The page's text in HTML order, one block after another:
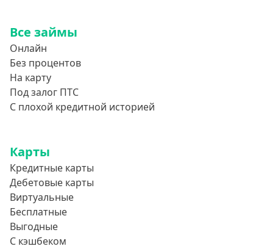
Все займы
Онлайн
Без процентов
На карту
Под залог ПТС
С плохой кредитной историей
Карты
Кредитные карты
Дебетовые карты
Виртуальные
Бесплатные
Выгодные
С кэшбеком